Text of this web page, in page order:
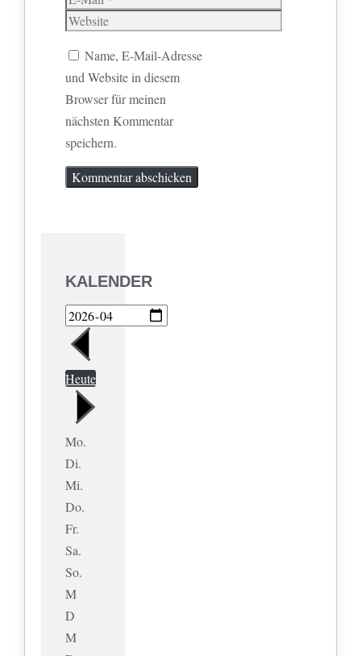
Mail
Website
Name, E-Mail-Adresse
und Website in diesem
Browser für meinen
nächsten Kommentar
speichern.
KALENDER
Heute
Mo.
Di.
Mi.
Do.
Fr.
Sa.
So.
M
D
M